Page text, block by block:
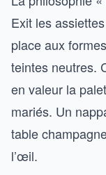
Exit les
place aux
teintes neutres.
en valeur la
mariés. Un
table
l’œil.